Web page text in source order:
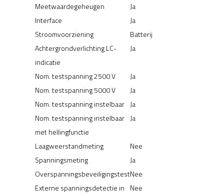
Meetwaardegeheugen
Ja
Interface
Ja
Stroomvoorziening
Batterij
Achtergrondverlichting LC-
indicatie
Ja
Nom. testspanning 2500 V
Ja
Nom. testspanning 5000 V
Ja
Nom. testspanning instelbaar Ja
Nom. testspanning instelbaar
met hellingfunctie
Ja
Laagweerstandmeting
Nee
Spanningsmeting
Ja
OverspanningsbeveiligingstestNee
Externe spanningsdetectie in
Nee